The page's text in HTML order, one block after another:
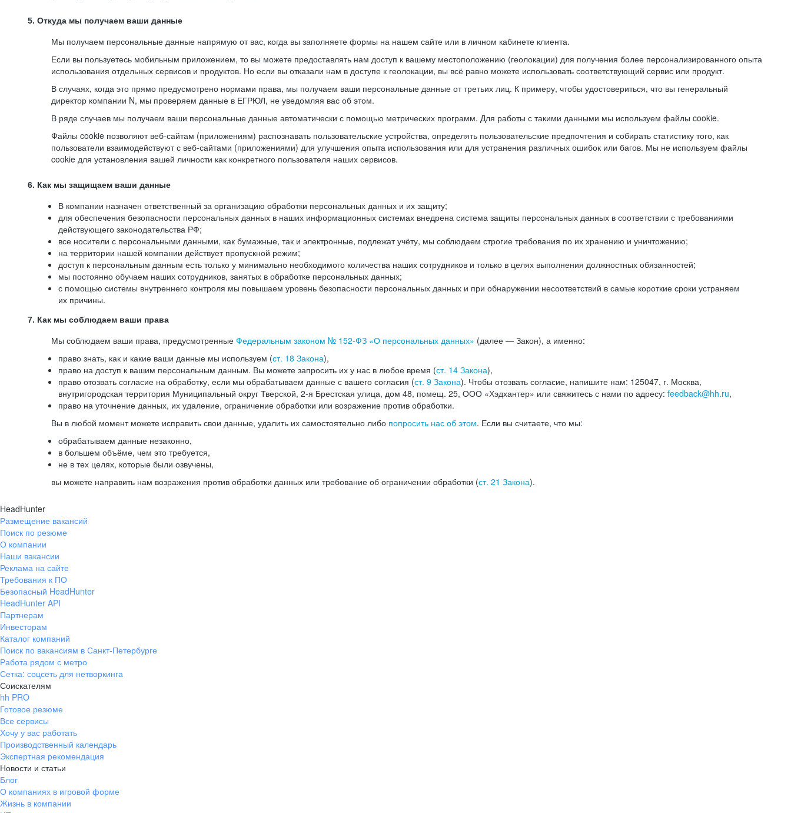
5. Откуда мы получаем ваши данные
Мы получаем персональные данные напрямую от вас, когда вы заполняете формы на нашем сайте или в личном кабинете клиента.
Если вы пользуетесь мобильным приложением, то вы можете предоставлять нам доступ к вашему местоположению (геолокации) для получения более персонализированного опыта
использования отдельных сервисов и продуктов. Но если вы отказали нам в доступе к геолокации, вы всё равно можете использовать соответствующий сервис или продукт.
В случаях, когда это прямо предусмотрено нормами права, мы получаем ваши персональные данные от третьих лиц. К примеру, чтобы удостовериться, что вы генеральный
директор компании N, мы проверяем данные в ЕГРЮЛ, не уведомляя вас об этом.
В ряде случаев мы получаем ваши персональные данные автоматически с помощью метрических программ. Для работы с такими данными мы используем файлы cookie.
Файлы cookie позволяют веб-сайтам (приложениям) распознавать пользовательские устройства, определять пользовательские предпочтения и собирать статистику того, как
пользователи взаимодействуют с веб-сайтами (приложениями) для улучшения опыта использования или для устранения различных ошибок или багов. Мы не используем файлы
cookie для установления вашей личности как конкретного пользователя наших сервисов.
6. Как мы защищаем ваши данные
В компании назначен ответственный за организацию обработки персональных данных и их защиту;
для обеспечения безопасности персональных данных в наших информационных системах внедрена система защиты персональных данных в соответствии с требованиями
действующего законодательства РФ;
все носители с персональными данными, как бумажные, так и электронные, подлежат учёту, мы соблюдаем строгие требования по их хранению и уничтожению;
на территории нашей компании действует пропускной режим;
доступ к персональным данным есть только у минимально необходимого количества наших сотрудников и только в целях выполнения должностных обязанностей;
мы постоянно обучаем наших сотрудников, занятых в обработке персональных данных;
с помощью системы внутреннего контроля мы повышаем уровень безопасности персональных данных и при обнаружении несоответствий в самые короткие сроки устраняем
их причины.
7. Как мы соблюдаем ваши права
Мы соблюдаем ваши права, предусмотренные Федеральным законом № 152-ФЗ «О персональных данных» (далее — Закон), а именно:
право знать, как и какие ваши данные мы используем (ст. 18 Закона),
право на доступ к вашим персональным данным. Вы можете запросить их у нас в любое время (ст. 14 Закона),
право отозвать согласие на обработку, если мы обрабатываем данные с вашего согласия (ст. 9 Закона). Чтобы отозвать согласие, напишите нам: 125047, г. Москва,
внутригородская территория Муниципальный округ Тверской, 2-я Брестская улица, дом 48, помещ. 25, ООО «Хэдхантер» или свяжитесь с нами по адресу: feedback@hh.ru,
право на уточнение данных, их удаление, ограничение обработки или возражение против обработки.
Вы в любой момент можете исправить свои данные, удалить их самостоятельно либо попросить нас об этом. Если вы считаете, что мы:
обрабатываем данные незаконно,
в большем объёме, чем это требуется,
не в тех целях, которые были озвучены,
вы можете направить нам возражения против обработки данных или требование об ограничении обработки (ст. 21 Закона).
HeadHunter
Размещение вакансий
Поиск по резюме
О компании
Наши вакансии
Реклама на сайте
Требования к ПО
Безопасный HeadHunter
HeadHunter API
Партнерам
Инвесторам
Каталог компаний
Поиск по вакансиям в Санкт-Петербурге
Работа рядом с метро
Сетка: соцсеть для нетворкинга
Соискателям
hh PRO
Готовое резюме
Все сервисы
Хочу у вас работать
Производственный календарь
Экспертная рекомендация
Новости и статьи
Блог
О компаниях в игровой форме
Жизнь в компании